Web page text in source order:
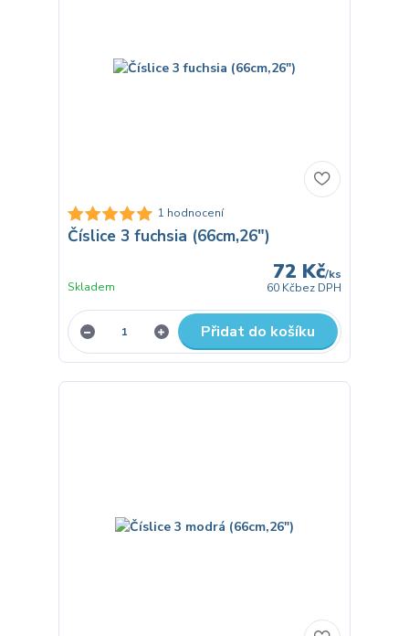
1 hodnocení
Číslice 3 fuchsia (66cm,26")
72 Kč/ks
60 Kčbez DPH
Skladem
Přidat do košíku